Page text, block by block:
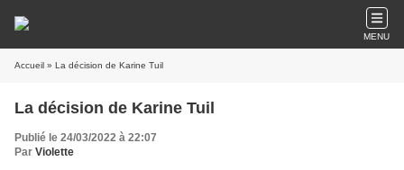
MENU
Accueil » La décision de Karine Tuil
La décision de Karine Tuil
Publié le 24/03/2022 à 22:07
Par Violette